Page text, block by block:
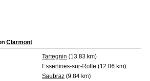
Clarmont
Tartegnin (13.83 km)
Essertines-sur-Rolle (12.06 km)
Saubraz (9.84 km)